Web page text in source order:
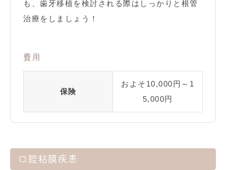
も、歯牙移植を検討される際はしっかりと根管
治療をしましょう！
費用
保険
およそ10,000円～1
5,000円
口腔粘膜疾患